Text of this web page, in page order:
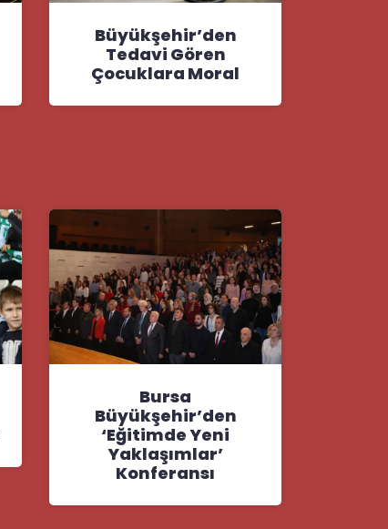
Büyükşehir’den
Tedavi Gören
Çocuklara Moral
Bursa
Büyükşehir’den
‘Eğitimde Yeni
Yaklaşımlar’
Konferansı